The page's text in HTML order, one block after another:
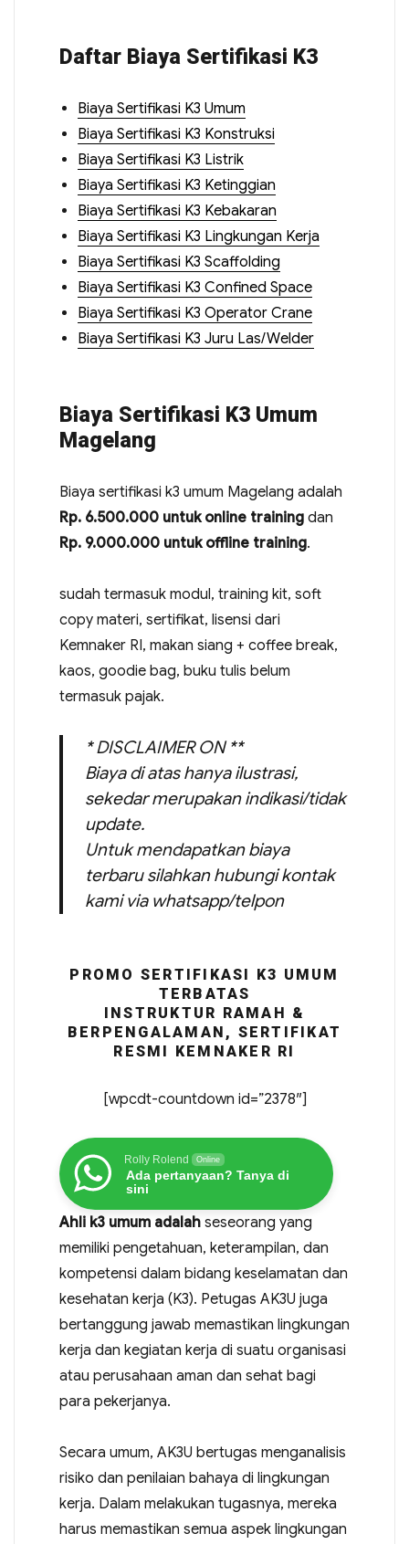
Daftar Biaya Sertifikasi K3
Biaya Sertifikasi K3 Umum
Biaya Sertifikasi K3 Konstruksi
Biaya Sertifikasi K3 Listrik
Biaya Sertifikasi K3 Ketinggian
Biaya Sertifikasi K3 Kebakaran
Biaya Sertifikasi K3 Lingkungan Kerja
Biaya Sertifikasi K3 Scaffolding
Biaya Sertifikasi K3 Confined Space
Biaya Sertifikasi K3 Operator Crane
Biaya Sertifikasi K3 Juru Las/Welder
Biaya Sertifikasi K3 Umum
Magelang
Biaya sertifikasi k3 umum Magelang adalah
Rp. 6.500.000 untuk online trainingdan
Rp. 9.000.000 untuk offline training.
sudah termasuk modul, training kit, soft
copy materi, sertifikat, lisensi dari
Kemnaker RI, makan siang + coffee break,
kaos, goodie bag, buku tulis belum
termasuk pajak.
* DISCLAIMER ON **
Biaya di atas hanya ilustrasi,
sekedar merupakan indikasi/tidak
update.
Untuk mendapatkan biaya
terbaru silahkan hubungi kontak
kami via whatsapp/telpon
PROMO SERTIFIKASI K3 UMUM
TERBATAS
INSTRUKTUR RAMAH &
BERPENGALAMAN, SERTIFIKAT
RESMI KEMNAKER RI
[wpcdt-countdown id=”2378″]
Rolly Rolend Online
Ada pertanyaan? Tanya di
sini
Ahli k3 umum adalahseseorang yang
memiliki pengetahuan, keterampilan, dan
kompetensi dalam bidang keselamatan dan
kesehatan kerja (K3). Petugas AK3U juga
bertanggung jawab memastikan lingkungan
kerja dan kegiatan kerja di suatu organisasi
atau perusahaan aman dan sehat bagi
para pekerjanya.
Secara umum, AK3U bertugas menganalisis
risiko dan penilaian bahaya di lingkungan
kerja. Dalam melakukan tugasnya, mereka
harus memastikan semua aspek lingkungan